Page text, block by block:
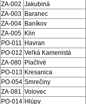
ZA-002 Jakubiná
ZA-003 Baranec
ZA-004 Baníkov
ZA-005 Klin
PO-011 Havran
PO-012 Veľká Kamenistá
ZA-080 Plačlivé
PO-013 Kresanica
PO-054 Smrečiny
ZA-081 Volovec
PO-014 Hlúpy